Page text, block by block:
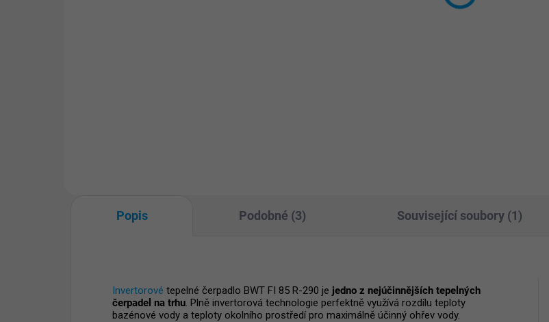
Popis Podobné (3) Související soubory (1)
Invertorové tepelné čerpadlo BWT FI 85 R-290 je jedno z nejúčinnějších tepelných
čerpadel na trhu . Plně invertorová technologie perfektně využívá rozdílu teploty
bazénové vody a teploty okolního prostředí pro maximálně účinný ohřev vody.